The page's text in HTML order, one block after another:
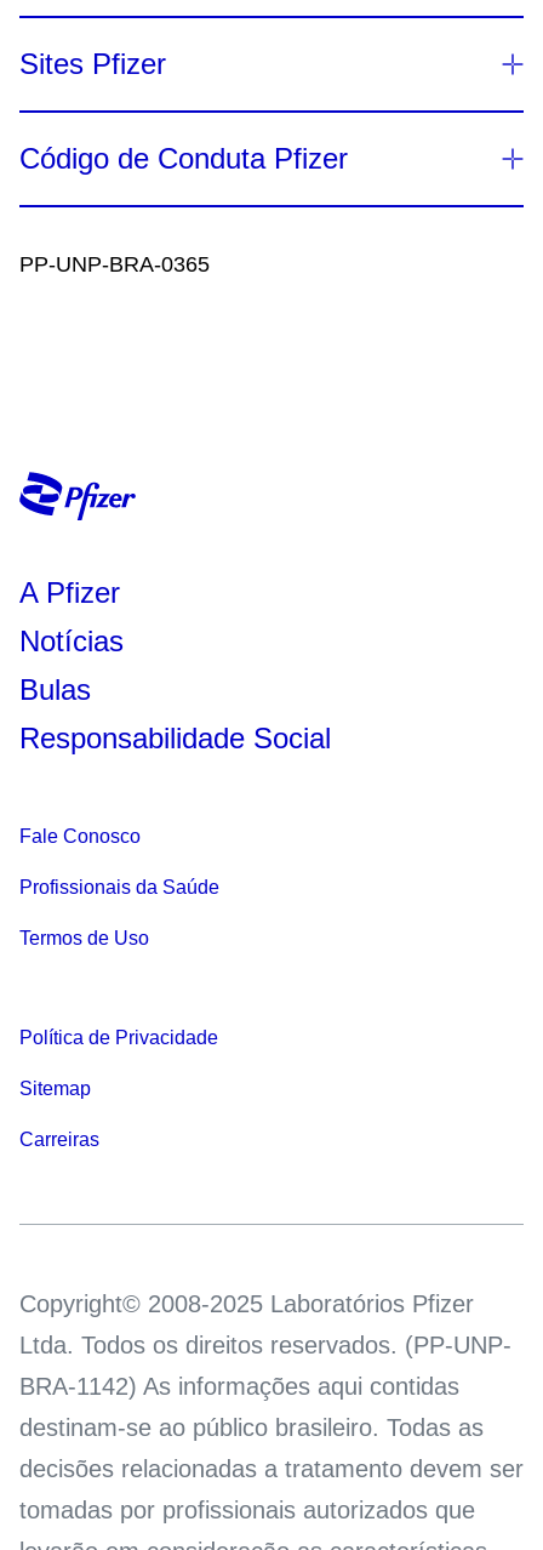
Sites Pfizer
Código de Conduta Pfizer
PP-UNP-BRA-0365
A Pfizer
Notícias
Bulas
Responsabilidade Social
Fale Conosco
Profissionais da Saúde
Termos de Uso
Política de Privacidade
Sitemap
Carreiras
Copyright© 2008-2025 Laboratórios Pfizer
Ltda. Todos os direitos reservados. (PP-UNP-
BRA-1142) As informações aqui contidas
destinam-se ao público brasileiro. Todas as
decisões relacionadas a tratamento devem ser
tomadas por profissionais autorizados que